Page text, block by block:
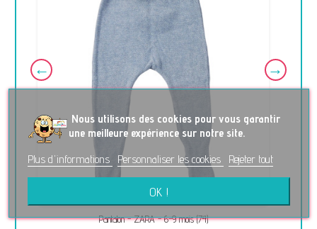
Pantalon - ZARA - 6-9 mois (74)
Nous utilisons des cookies pour vous garantir
une meilleure expérience sur notre site.
Plus d'informations
Personnaliser les cookies Rejeter tout
OK !